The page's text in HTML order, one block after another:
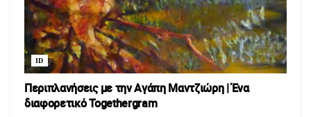
ID
Περιπλανήσεις με την Αγάπη Μαντζιώρη | Ένα
διαφορετικό Τοgethergram